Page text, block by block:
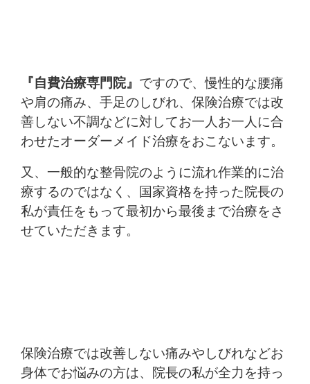
『自費治療専門院』 ですので、慢性的な腰痛
や肩の痛み、手足のしびれ、保険治療では改
善しない不調などに対してお一人お一人に合
わせたオーダーメイド治療をおこないます。
又、一般的な整骨院のように流れ作業的に治
療するのではなく、国家資格を持った院長の
私が責任をもって最初から最後まで治療をさ
せていただきます。
保険治療では改善しない痛みやしびれなどお
身体でお悩みの方は、院長の私が全力を持っ